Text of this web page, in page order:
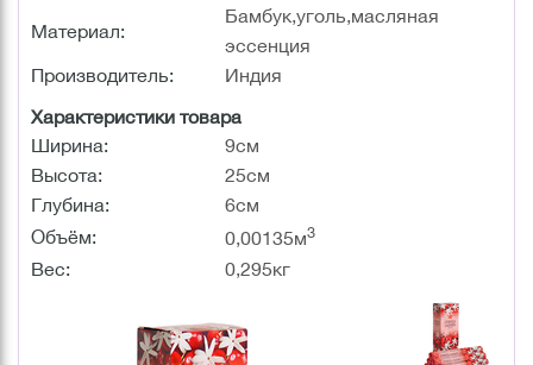
Материал:
Бамбук,уголь,масляная
эссенция
Производитель:
Индия
Характеристики товара
Ширина:
9см
Высота:
25см
Глубина:
6см
Объём:
0,00135м3
Вес: 0,295кг